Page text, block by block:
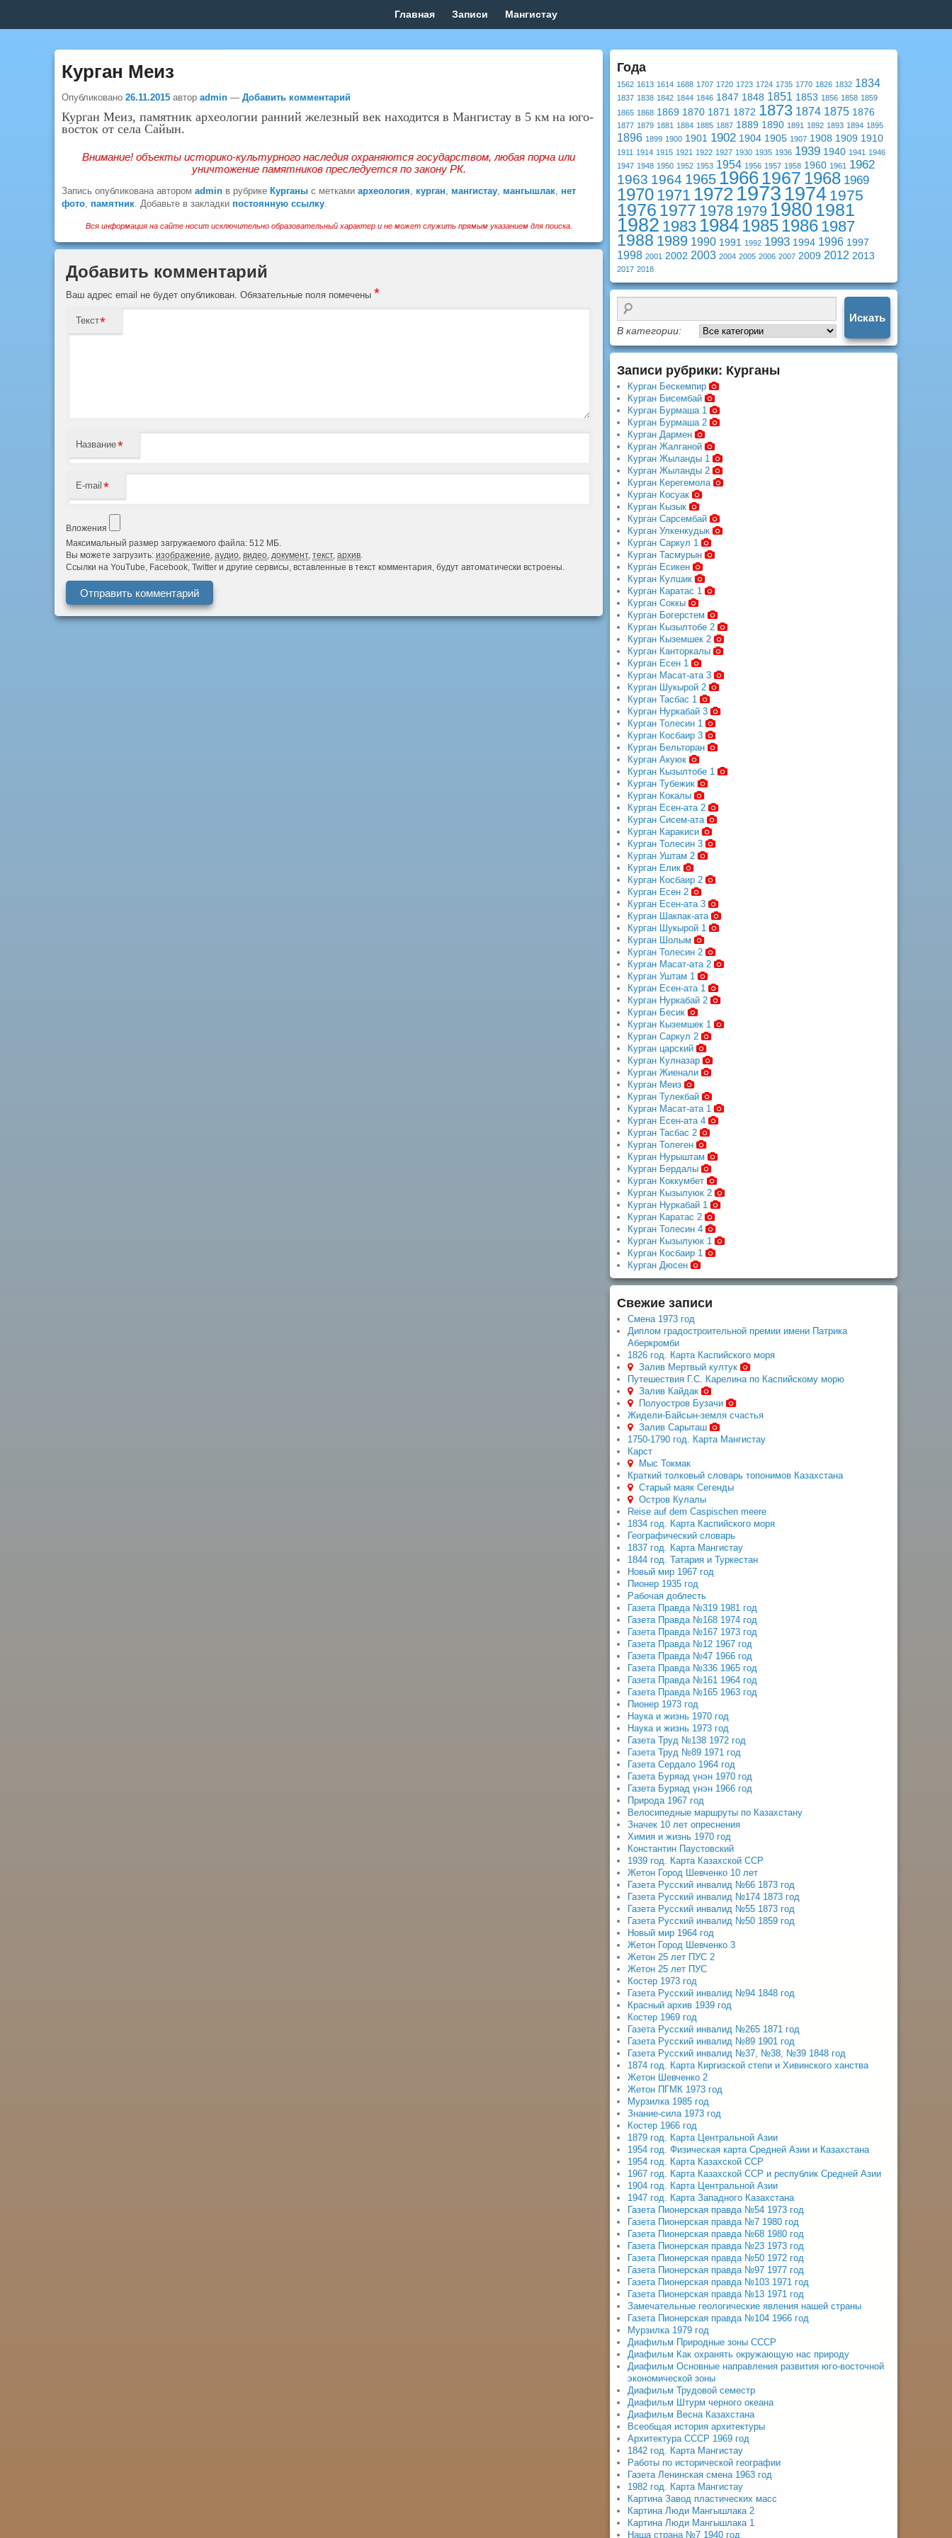
меню
Главная Записи Мангистау
Курган Меиз
Опубликовано 26.11.2015 автор admin — Добавить комментарий
Курган Меиз, памятник археологии ранний железный век находится в Мангистау в 5 км на юго-
восток от села Сайын.
Внимание! объекты историко-культурного наследия охраняются государством, любая порча или
уничтожение памятников преследуется по закону РК.
Запись опубликована автором admin в рубрике Курганы с метками археология, курган, мангистау, мангышлак, нет
фото, памятник. Добавьте в закладки постоянную ссылку.
Вся информация на сайте носит исключительно образовательный характер и не может служить прямым указанием для поиска.
Добавить комментарий
Ваш адрес email не будет опубликован. Обязательные поля помечены *
Текст*
Название*
E-mail *
Вложения
Максимальный размер загружаемого файла: 512 МБ.
Вы можете загрузить: изображение, аудио, видео, документ, текст, архив.
Ссылки на YouTube, Facebook, Twitter и другие сервисы, вставленные в текст комментария, будут автоматически встроены.
Года
1562 1613 1614 1688 1707 1720 1723 1724 1735 1770 1826 1832 1834
1837 1838 1842 1844 1846 1847 1848 1851 1853 1856 1858 1859
1865 1868 1869 1870 1871 1872 1873 1874 1875 1876
1877 1879 1881 1884 1885 1887 1889 1890 1891 1892 1893 1894 1895
1896 1899 1900 1901 1902 1904 1905 1907 1908 1909 1910
1911 1914 1915 1921 1922 1927 1930 1935 1936 1939 1940 1941 1946
1947 1948 1950 1952 1953 1954 1956 1957 1958 1960 1961 1962
1963 1964 1965 1966 1967 1968 1969
1970 1971 1972 1973 1974 1975
1976 1977 1978 1979 1980 1981
1982 1983 198419851986 1987
1988 1989 1990 1991 1992 1993 1994 1996 1997
1998 2001 2002 2003 2004 2005 2006 2007 2009 2012 2013
2017 2018
В категории:
Записи рубрики: Курганы
Курган Бескемпир
Курган Бисембай
Курган Бурмаша 1
Курган Бурмаша 2
Курган Дармен
Курган Жалганой
Курган Жыланды 1
Курган Жыланды 2
Курган Керегемола
Курган Косуак
Курган Кызык
Курган Сарсембай
Курган Улкенкудык
Курган Саркул 1
Курган Тасмурын
Курган Есикен
Курган Кулшик
Курган Каратас 1
Курган Соккы
Курган Богерстем
Курган Кызылтобе 2
Курган Кыземшек 2
Курган Канторкалы
Курган Есен 1
Курган Масат-ата 3
Курган Шукырой 2
Курган Тасбас 1
Курган Нуркабай 3
Курган Толесин 1
Курган Косбаир 3
Курган Бельторан
Курган Акуюк
Курган Кызылтобе 1
Курган Тубежик
Курган Кокалы
Курган Есен-ата 2
Курган Сисем-ата
Курган Каракиси
Курган Толесин 3
Курган Уштам 2
Курган Елик
Курган Косбаир 2
Курган Есен 2
Курган Есен-ата 3
Курган Шакпак-ата
Курган Шукырой 1
Курган Шолым
Курган Толесин 2
Курган Масат-ата 2
Курган Уштам 1
Курган Есен-ата 1
Курган Нуркабай 2
Курган Бесик
Курган Кыземшек 1
Курган Саркул 2
Курган царский
Курган Кулназар
Курган Жиенали
Курган Меиз
Курган Тулекбай
Курган Масат-ата 1
Курган Есен-ата 4
Курган Тасбас 2
Курган Толеген
Курган Нурыштам
Курган Бердалы
Курган Коккумбет
Курган Кызылуюк 2
Курган Нуркабай 1
Курган Каратас 2
Курган Толесин 4
Курган Кызылуюк 1
Курган Косбаир 1
Курган Дюсен
Свежие записи
Смена 1973 год
Диплом градостроительной премии имени Патрика
Аберкромби
1826 год. Карта Каспийского моря
Залив Мертвый култук
Путешествия Г.С. Карелина по Каспийскому морю
Залив Кайдак
Полуостров Бузачи
Жидели-Байсын-земля счастья
Залив Сарыташ
1750-1790 год. Карта Мангистау
Карст
Мыс Токмак
Краткий толковый словарь топонимов Казахстана
Старый маяк Сегенды
Остров Кулалы
Reise auf dem Caspischen meere
1834 год. Карта Каспийского моря
Географический словарь
1837 год. Карта Мангистау
1844 год. Татария и Туркестан
Новый мир 1967 год
Пионер 1935 год
Рабочая доблесть
Газета Правда №319 1981 год
Газета Правда №168 1974 год
Газета Правда №167 1973 год
Газета Правда №12 1967 год
Газета Правда №47 1966 год
Газета Правда №336 1965 год
Газета Правда №161 1964 год
Газета Правда №165 1963 год
Пионер 1973 год
Наука и жизнь 1970 год
Наука и жизнь 1973 год
Газета Труд №138 1972 год
Газета Труд №89 1971 год
Газета Сердало 1964 год
Газета Буряад үнэн 1970 год
Газета Буряад үнэн 1966 год
Природа 1967 год
Велосипедные маршруты по Казахстану
Значек 10 лет опреснения
Химия и жизнь 1970 год
Константин Паустовский
1939 год. Карта Казахской ССР
Жетон Город Шевченко 10 лет
Газета Русский инвалид №66 1873 год
Газета Русский инвалид №174 1873 год
Газета Русский инвалид №55 1873 год
Газета Русский инвалид №50 1859 год
Новый мир 1964 год
Жетон Город Шевченко 3
Жетон 25 лет ПУС 2
Жетон 25 лет ПУС
Костер 1973 год
Газета Русский инвалид №94 1848 год
Красный архив 1939 год
Костер 1969 год
Газета Русский инвалид №265 1871 год
Газета Русский инвалид №89 1901 год
Газета Русский инвалид №37, №38, №39 1848 год
1874 год. Карта Киргизской степи и Хивинского ханства
Жетон Шевченко 2
Жетон ПГМК 1973 год
Мурзилка 1985 год
Знание-сила 1973 год
Костер 1966 год
1879 год. Карта Центральной Азии
1954 год. Физическая карта Средней Азии и Казахстана
1954 год. Карта Казахской ССР
1967 год. Карта Казахской ССР и республик Средней Азии
1904 год. Карта Центральной Азии
1947 год. Карта Западного Казахстана
Газета Пионерская правда №54 1973 год
Газета Пионерская правда №7 1980 год
Газета Пионерская правда №68 1980 год
Газета Пионерская правда №23 1973 год
Газета Пионерская правда №50 1972 год
Газета Пионерская правда №97 1977 год
Газета Пионерская правда №103 1971 год
Газета Пионерская правда №13 1971 год
Замечательные геологические явления нашей страны
Газета Пионерская правда №104 1966 год
Мурзилка 1979 год
Диафильм Природные зоны СССР
Диафильм Как охранять окружающую нас природу
Диафильм Основные направления развития юго-восточной
экономической зоны
Диафильм Трудовой семестр
Диафильм Штурм черного океана
Диафильм Весна Казахстана
Всеобщая история архитектуры
Архитектура СССР 1969 год
1842 год. Карта Мангистау
Работы по исторической географии
Газета Ленинская смена 1963 год
1982 год. Карта Мангистау
Картина Завод пластических масс
Картина Люди Мангышлака 2
Картина Люди Мангышлака 1
Наша страна №7 1940 год